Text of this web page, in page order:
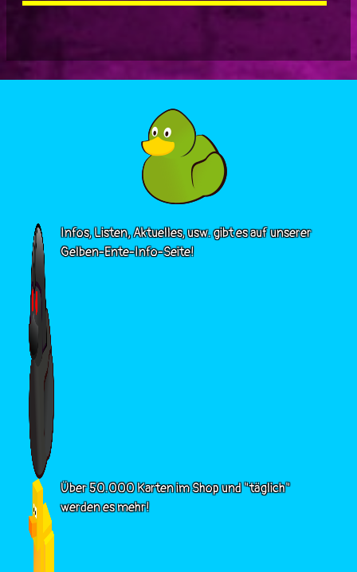
Infos, Listen, Aktuelles, usw. gibt es auf unserer
Gelben-Ente-Info-Seite!
Über 50.000 Karten im Shop und "täglich"
werden es mehr!